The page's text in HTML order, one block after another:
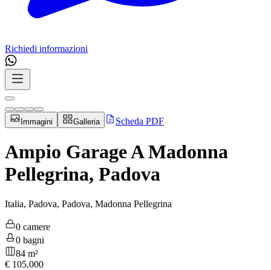
Richiedi informazioni
Immagini Galleria Scheda PDF
Ampio Garage A Madonna
Pellegrina, Padova
Italia, Padova, Padova, Madonna Pellegrina
0 camere
0 bagni
84 m²
€ 105.000